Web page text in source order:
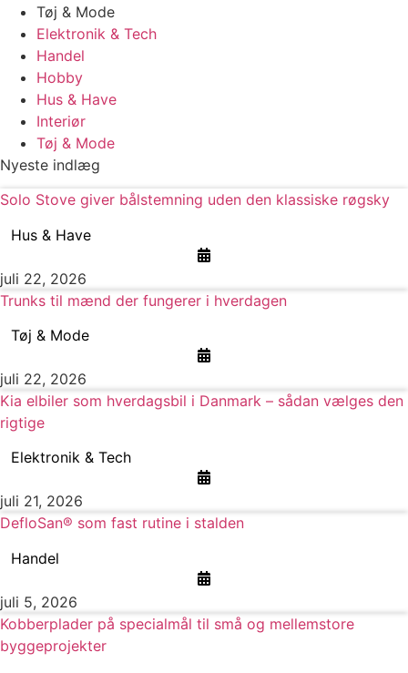
Tøj & Mode
Elektronik & Tech
Handel
Hobby
Hus & Have
Interiør
Tøj & Mode
Nyeste indlæg
Solo Stove giver bålstemning uden den klassiske røgsky
Hus & Have
juli 22, 2026
Trunks til mænd der fungerer i hverdagen
Tøj & Mode
juli 22, 2026
Kia elbiler som hverdagsbil i Danmark – sådan vælges den
rigtige
Elektronik & Tech
juli 21, 2026
DefloSan® som fast rutine i stalden
Handel
juli 5, 2026
Kobberplader på specialmål til små og mellemstore
byggeprojekter